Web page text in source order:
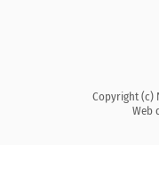
Copyright (c)
Web